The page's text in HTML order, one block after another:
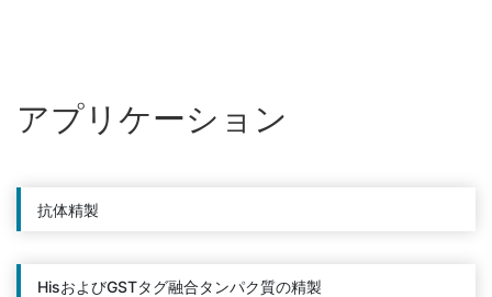
アプリケーション
抗体精製
HisおよびGSTタグ融合タンパク質の精製